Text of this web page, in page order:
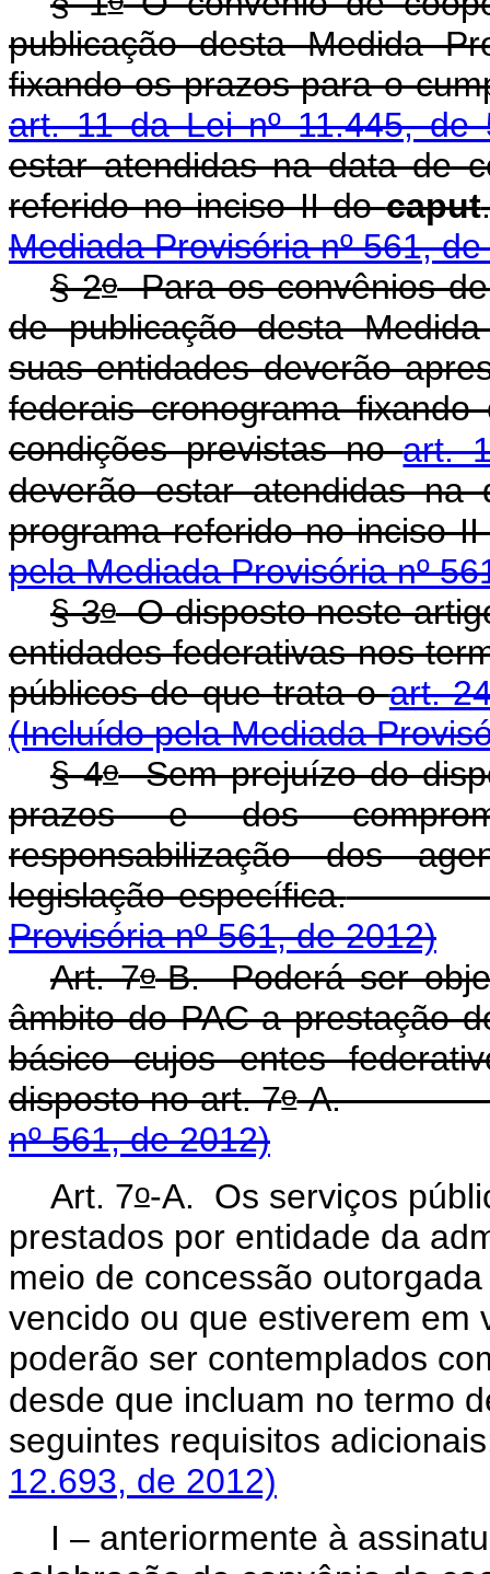
publicação desta Medida
fixando os prazos para o
art. 11 da Lei nº 11.445,
estar atendidas na data de
referido no inciso II docaput
Mediada Provisória nº 561,
§ 2oPara os convênios
de publicação desta Medida
suas entidadesdeverão
federaiscronograma
condições previstas noart.
deverão estar atendidas
programa referido no inciso
pela Mediada Provisória nº
§ 3oO disposto neste
entidades federativas nos
públicos de que trata oart.
(Incluído pela Mediada
§ 4oSem prejuízo do
prazos e dos
responsabilização dos
legislação específica.
Provisória nº 561, de 2012)
Art. 7o-B.Poderá ser
âmbito do PAC a prestação
básico cujos entes
disposto no art. 7o-
nº 561, de 2012)
Art. 7o-A. Os serviços
prestados por entidade da
meio de concessão
vencido ou que estiverem em
poderão ser contemplados
desde que incluam no termo
seguintes requisitos
12.693, de 2012)
I – anteriormente à